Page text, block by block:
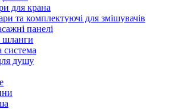
для крана
та комплектуючі для змішувачів
панелі
шланги
душу